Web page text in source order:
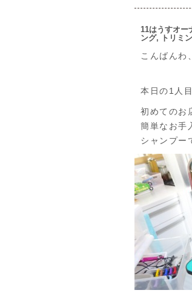
11はうすオ
ング, トリミ
こんばんわ
本日の1人
初めてのお
簡単なお手
シャンプー